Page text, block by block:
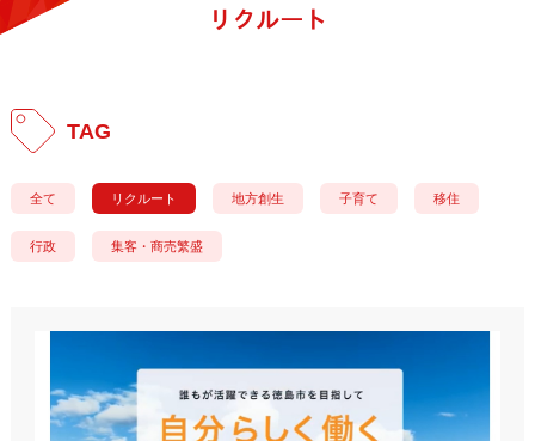
RECRUIT
CONTACT お問い合わせ
リクルート
TAG
全て リクルート 地方創生 子育て 移住
行政 集客・商売繁盛